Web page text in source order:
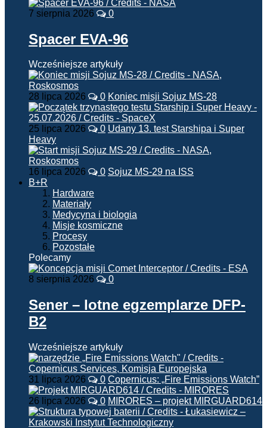
7 sierpnia 2026 0
Spacer EVA-96
Wcześniejsze artykuły
28 lipca 2026 0 Koniec misji Sojuz MS-28
25 lipca 2026 0 Udany 13. test Starshipa i Super
Heavy
16 lipca 2026 0 Sojuz MS-29 na ISS
B+R
Hardware
Materiały
Medycyna i biologia
Misje kosmiczne
Procesy
Pozostałe
Polecamy
8 sierpnia 2026 0
Sener – lotne egzemplarze DFP-
B2
Wcześniejsze artykuły
31 lipca 2026 0 Copernicus: „Fire Emissions Watch”
26 lipca 2026 0 MIRORES – projekt MIRGUARD614